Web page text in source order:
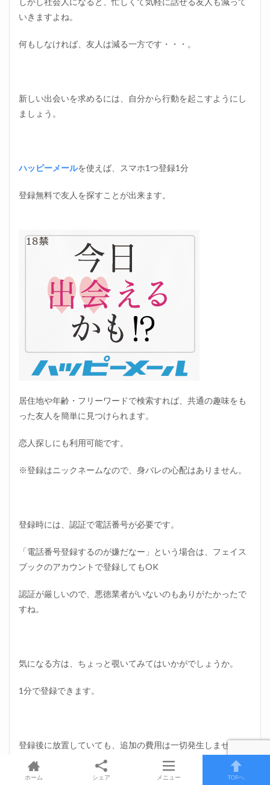
いきますよね。
何もしなければ、友人は減る一方です・・・。
新しい出会いを求めるには、自分から行動を起こすようにし
ましょう。
ハッピーメールを使えば、スマホ1つ登録1分
登録無料で友人を探すことが出来ます。
居住地や年齢・フリーワードで検索すれば、共通の趣味をも
った友人を簡単に見つけられます。
恋人探しにも利用可能です。
※登録はニックネームなので、身バレの心配はありません。
登録時には、認証で電話番号が必要です。
「電話番号登録するのが嫌だなー」という場合は、フェイス
ブックのアカウントで登録してもOK
認証が厳しいので、悪徳業者がいないのもありがたかったで
すね。
気になる方は、ちょっと覗いてみてはいかがでしょうか。
1分で登録できます。
登録後に放置していても、追加の費用は一切発生しません。
退会するときも、ひきとめは一切なく、1分で出来ますよ！
ホーム シェア メニュー TOPへ